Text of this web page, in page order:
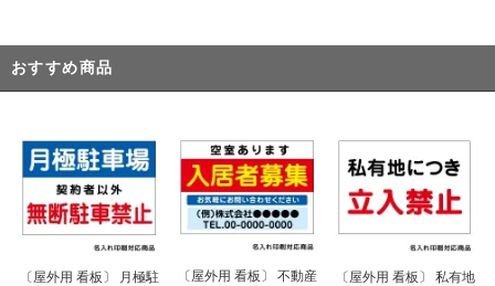
おすすめ商品
〔屋外用 看板〕 月極駐
〔屋外用 看板〕 不動産
〔屋外用 看板〕 私有地